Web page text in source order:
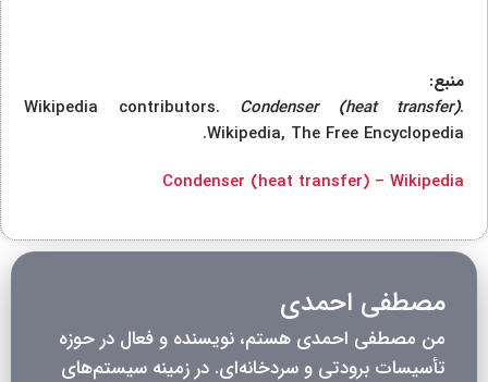
منبع:
Wikipedia contributors. Condenser (heat transfer).
Wikipedia, The Free Encyclopedia.
Condenser (heat transfer) – Wikipedia
مصطفی احمدی
من مصطفی احمدی هستم، نویسنده و فعال در حوزه
تأسیسات برودتی و سردخانه‌ای. در زمینه سیستم‌های